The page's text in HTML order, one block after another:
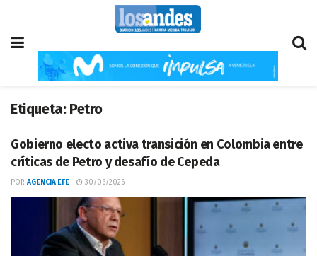
Etiqueta: Petro
Gobierno electo activa transición en Colombia entre
críticas de Petro y desafío de Cepeda
POR AGENCIA EFE 30/06/2026